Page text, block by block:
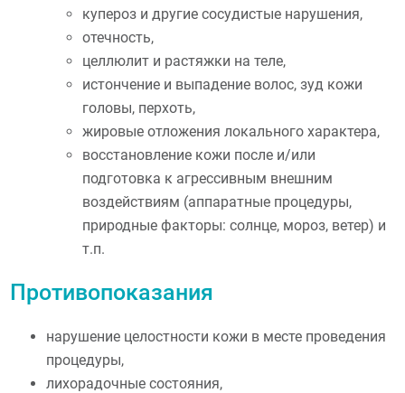
купероз и другие сосудистые нарушения,
отечность,
целлюлит и растяжки на теле,
истончение и выпадение волос, зуд кожи
головы, перхоть,
жировые отложения локального характера,
восстановление кожи после и/или
подготовка к агрессивным внешним
воздействиям (аппаратные процедуры,
природные факторы: солнце, мороз, ветер) и
т.п.
Противопоказания
нарушение целостности кожи в месте проведения
процедуры,
лихорадочные состояния,